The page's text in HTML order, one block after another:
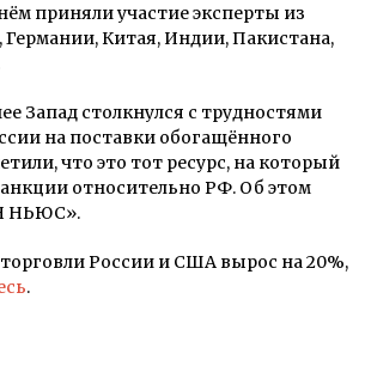
приняли участие эксперты из
Китая, Индии, Пакистана,
Запад столкнулся с трудностями
на поставки обогащённого
что это тот ресурс, на который
относительно РФ. Об этом
НЬЮС».
России и США вырос на 20%,
.